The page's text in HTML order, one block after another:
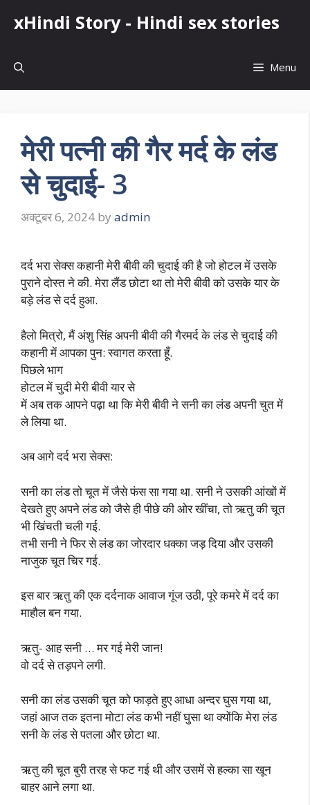
xHindi Story - Hindi sex stories
Menu
मेरी पत्नी की गैर मर्द के लंड
से चुदाई- 3
अक्टूबर 6, 2024 by admin
दर्द भरा सेक्स कहानी मेरी बीवी की चुदाई की है जो होटल में उसके
पुराने दोस्त ने की. मेरा लैंड छोटा था तो मेरी बीवी को उसके यार के
बड़े लंड से दर्द हुआ.
हैलो मित्रो, मैं अंशु सिंह अपनी बीवी की गैरमर्द के लंड से चुदाई की
कहानी में आपका पुन: स्वागत करता हूँ.
पिछले भाग
होटल में चुदी मेरी बीवी यार से
में अब तक आपने पढ़ा था कि मेरी बीवी ने सनी का लंड अपनी चुत में
ले लिया था.
अब आगे दर्द भरा सेक्स:
सनी का लंड तो चूत में जैसे फंस सा गया था. सनी ने उसकी आंखों में
देखते हुए अपने लंड को जैसे ही पीछे की ओर खींचा, तो ऋतु की चूत
भी खिंचती चली गई.
तभी सनी ने फिर से लंड का जोरदार धक्का जड़ दिया और उसकी
नाजुक चूत चिर गई.
इस बार ऋतु की एक दर्दनाक आवाज गूंज उठी, पूरे कमरे में दर्द का
माहौल बन गया.
ऋतु- आह सनी … मर गई मेरी जान!
वो दर्द से तड़पने लगी.
सनी का लंड उसकी चूत को फाड़ते हुए आधा अन्दर घुस गया था,
जहां आज तक इतना मोटा लंड कभी नहीं घुसा था क्योंकि मेरा लंड
सनी के लंड से पतला और छोटा था.
ऋतु की चूत बुरी तरह से फट गई थी और उसमें से हल्का सा खून
बाहर आने लगा था.